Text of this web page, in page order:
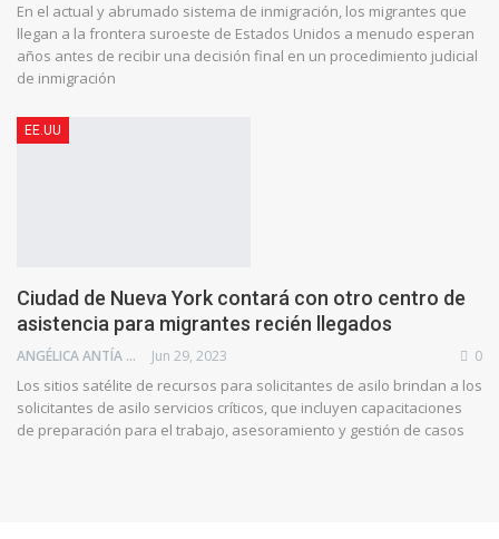
En el actual y abrumado sistema de inmigración, los migrantes que
llegan a la frontera suroeste de Estados Unidos a menudo esperan
años antes de recibir una decisión final en un procedimiento judicial
de inmigración
EE.UU
Ciudad de Nueva York contará con otro centro de
asistencia para migrantes recién llegados
ANGÉLICA ANTÍA AZUAJE Jun 29, 2023 0
Los sitios satélite de recursos para solicitantes de asilo brindan a los
solicitantes de asilo servicios críticos, que incluyen capacitaciones
de preparación para el trabajo, asesoramiento y gestión de casos